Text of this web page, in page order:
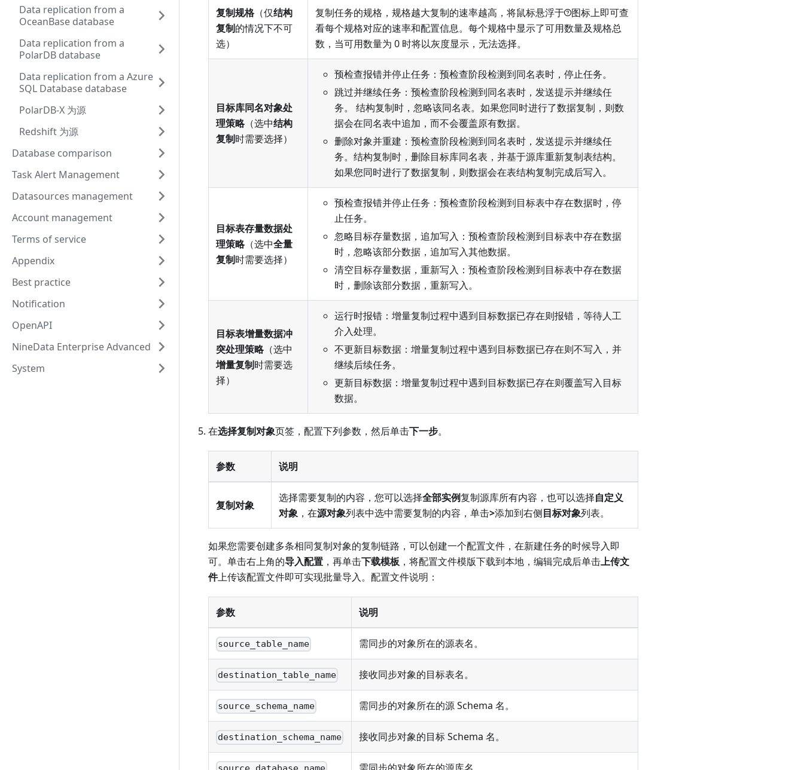
Data replication from a
OceanBase database
Data replication from a
PolarDB database
Data replication from a Azure
SQL Database database
PolarDB-X 为源
Redshift 为源
Database comparison
Task Alert Management
Datasources management
Account management
Terms of service
Appendix
Best practice
Notification
OpenAPI
NineData Enterprise Advanced
System
复制规格（仅结构
复制的情况下不可
选）
复制任务的规格，规格越大复制的速率越高，将鼠标悬浮于 图标上即可查
看每个规格对应的速率和配置信息。每个规格中显示了可用数量及规格总
数，当可用数量为 0 时将以灰度显示，无法选择。
目标库同名对象处
理策略（选中结构
复制时需要选择）
预检查报错并停止任务：预检查阶段检测到同名表时，停止任务。
跳过并继续任务：预检查阶段检测到同名表时，发送提示并继续任
务。 结构复制时，忽略该同名表。如果您同时进行了数据复制，则数
据会在同名表中追加，而不会覆盖原有数据。
删除对象并重建：预检查阶段检测到同名表时，发送提示并继续任
务。结构复制时，删除目标库同名表，并基于源库重新复制表结构。
如果您同时进行了数据复制，则数据会在表结构复制完成后写入。
目标表存量数据处
理策略（选中全量
复制时需要选择）
预检查报错并停止任务：预检查阶段检测到目标表中存在数据时，停
止任务。
忽略目标存量数据，追加写入：预检查阶段检测到目标表中存在数据
时，忽略该部分数据，追加写入其他数据。
清空目标存量数据，重新写入：预检查阶段检测到目标表中存在数据
时，删除该部分数据，重新写入。
目标表增量数据冲
突处理策略（选中
增量复制时需要选
择）
运行时报错：增量复制过程中遇到目标数据已存在则报错，等待人工
介入处理。
不更新目标数据：增量复制过程中遇到目标数据已存在则不写入，并
继续后续任务。
更新目标数据：增量复制过程中遇到目标数据已存在则覆盖写入目标
数据。
在选择复制对象页签，配置下列参数，然后单击下一步。
参数 说明
复制对象
选择需要复制的内容，您可以选择全部实例复制源库所有内容，也可以选择自定义
对象 ，在源对象列表中选中需要复制的内容，单击>添加到右侧目标对象列表。
如果您需要创建多条相同复制对象的复制链路，可以创建一个配置文件，在新建任务的时候导入即
可。单击右上角的导入配置 ，再单击下载模板，将配置文件模版下载到本地，编辑完成后单击上传文
件上传该配置文件即可实现批量导入。配置文件说明：
参数 说明
source_table_name 需同步的对象所在的源表名。
destination_table_name 接收同步对象的目标表名。
source_schema_name 需同步的对象所在的源 Schema 名。
destination_schema_name 接收同步对象的目标 Schema 名。